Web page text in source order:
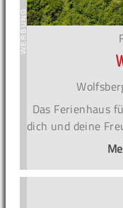
Das Ferienhaus
dich und deine